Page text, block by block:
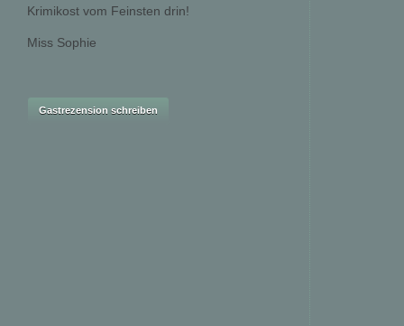
Krimikost vom Feinsten drin!
Miss Sophie